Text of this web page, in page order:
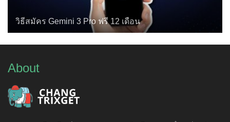
วิธีสมัคร Gemini 3 Pro ฟรี 12 เดือน
About